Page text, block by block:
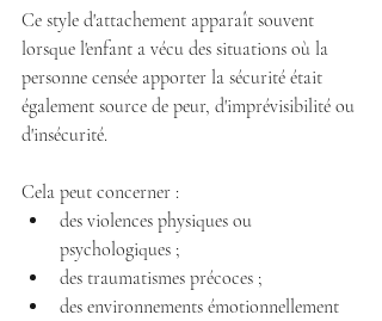
Ce style d'attachement apparaît souvent
lorsque l'enfant a vécu des situations où la
personne censée apporter la sécurité était
également source de peur, d'imprévisibilité ou
d'insécurité.
Cela peut concerner :
des violences physiques ou
psychologiques ;
des traumatismes précoces ;
des environnements émotionnellement